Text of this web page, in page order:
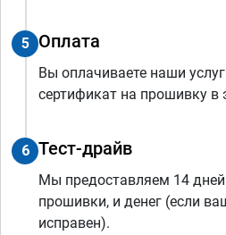
5 Оплата
Вы оплачиваете наши
сертификат на прошивку в
6 Тест-драйв
Мы предоставляем 14
прошивки, и денег (если
исправен).